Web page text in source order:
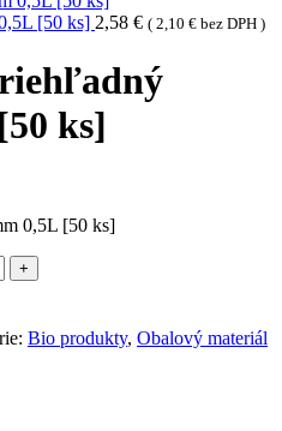
[50 ks] 2,58 € ( 2,10 € bez DPH )
ks]
0,5L [50 ks]
Bio produkty, Obalový materiál